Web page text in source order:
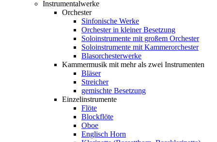
Instrumentalwerke
Orchester
Sinfonische Werke
Orchester in kleiner Besetzung
Soloinstrumente mit großem Orchester
Soloinstrumente mit Kammerorchester
Blasorchesterwerke
Kammermusik mit mehr als zwei Instrumenten
Bläser
Streicher
gemischte Besetzung
Einzelinstrumente
Flöte
Blockflöte
Oboe
Englisch Horn